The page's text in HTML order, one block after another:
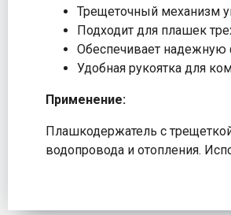
Трещеточный механизм
Подходит для плашек
Обеспечивает
Удобная рукоятка для
Применение:
Плашкодержатель с
водопровода и отопления.